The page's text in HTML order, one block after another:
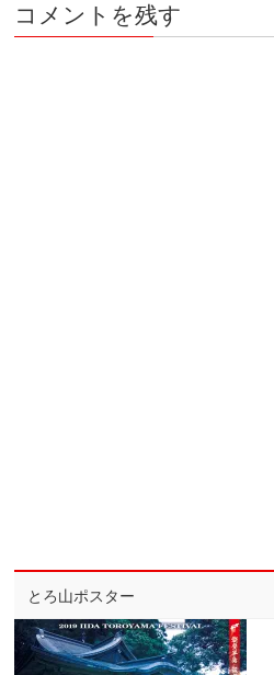
コメントを残す
とろ山ポスター